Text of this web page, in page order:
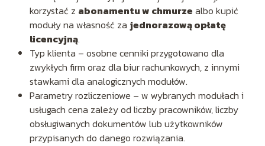
korzystać z abonamentu w chmurze albo kupić
moduły na własność za jednorazową opłatę
licencyjną.
Typ klienta – osobne cenniki przygotowano dla
zwykłych firm oraz dla biur rachunkowych, z innymi
stawkami dla analogicznych modułów.
Parametry rozliczeniowe – w wybranych modułach i
usługach cena zależy od liczby pracowników, liczby
obsługiwanych dokumentów lub użytkowników
przypisanych do danego rozwiązania.